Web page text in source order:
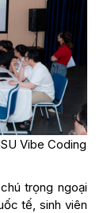
Vibe Coding
trọng ngoại
tế, sinh viên